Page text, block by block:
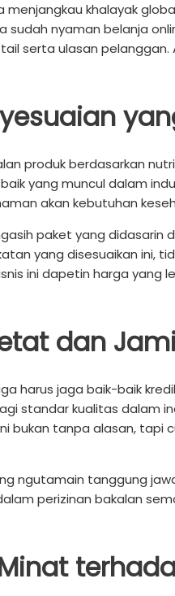
khalayak
nyaman belanja
serta ulasan
produk berdasarkan
yang muncul dalam
akan kebutuhan
paket yang didasarin
yang disesuaikan ini,
ini dapetin harga yang
dan
harus jaga baik-baik
standar kualitas dalam
bukan tanpa alasan, tapi
ngutamain tanggung
perizinan bakalan